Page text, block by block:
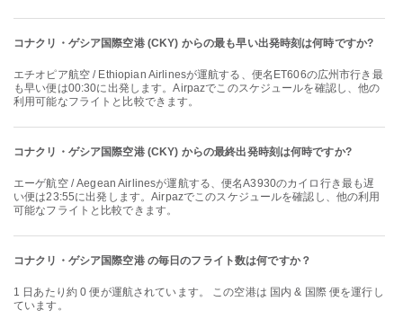
コナクリ・ゲシア国際空港 (CKY) からの最も早い出発時刻は何時ですか?
エチオピア航空 / Ethiopian Airlinesが運航する、便名ET606の広州市行き最
も早い便は00:30に出発します。Airpazでこのスケジュールを確認し、他の
利用可能なフライトと比較できます。
コナクリ・ゲシア国際空港 (CKY) からの最終出発時刻は何時ですか?
エーゲ航空 / Aegean Airlinesが運航する、便名A3930のカイロ行き最も遅
い便は23:55に出発します。Airpazでこのスケジュールを確認し、他の利用
可能なフライトと比較できます。
コナクリ・ゲシア国際空港 の毎日のフライト数は何ですか？
1 日あたり約 0 便が運航されています。 この空港は 国内 & 国際 便を運行し
ています。